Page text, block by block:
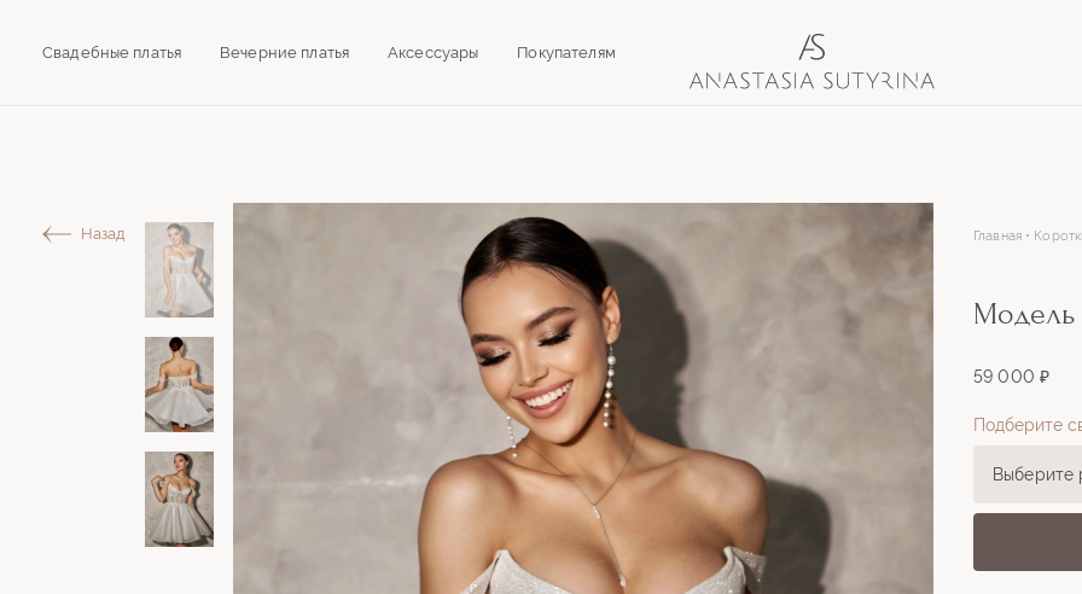
Свадебные платья Вечерние платья Аксессуары Покупателям
Назад Главная
Модель
59 000 ₽
Подберите
Выберите